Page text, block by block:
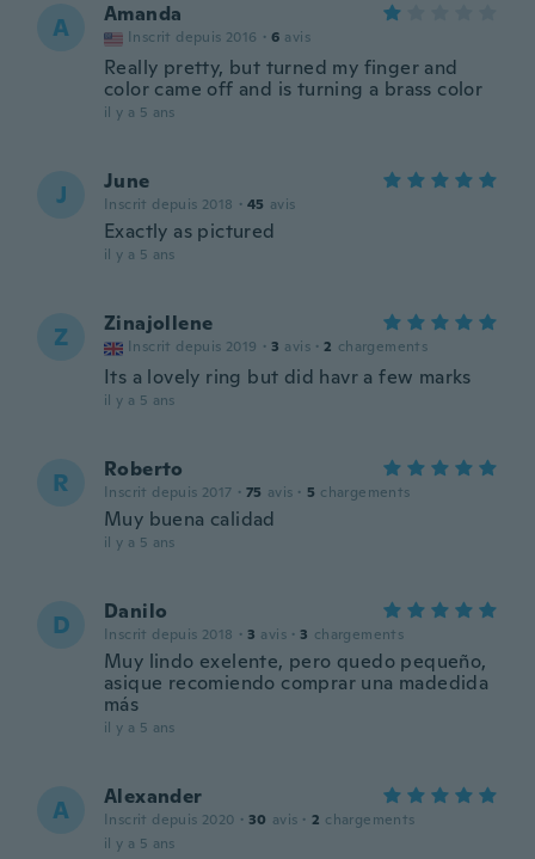
A Amanda
Inscrit depuis 2016 · 6 avis
Really pretty, but turned my finger and
color came off and is turning a brass color
il y a 5 ans
J June
Inscrit depuis 2018 · 45 avis
Exactly as pictured
il y a 5 ans
Z Zinajollene
Inscrit depuis 2019 · 3 avis · 2 chargements
Its a lovely ring but did havr a few marks
il y a 5 ans
R Roberto
Inscrit depuis 2017 · 75 avis · 5 chargements
Muy buena calidad
il y a 5 ans
D Danilo
Inscrit depuis 2018 · 3 avis · 3 chargements
Muy lindo exelente, pero quedo pequeño,
asique recomiendo comprar una madedida
más
il y a 5 ans
A Alexander
Inscrit depuis 2020 · 30 avis · 2 chargements
il y a 5 ans